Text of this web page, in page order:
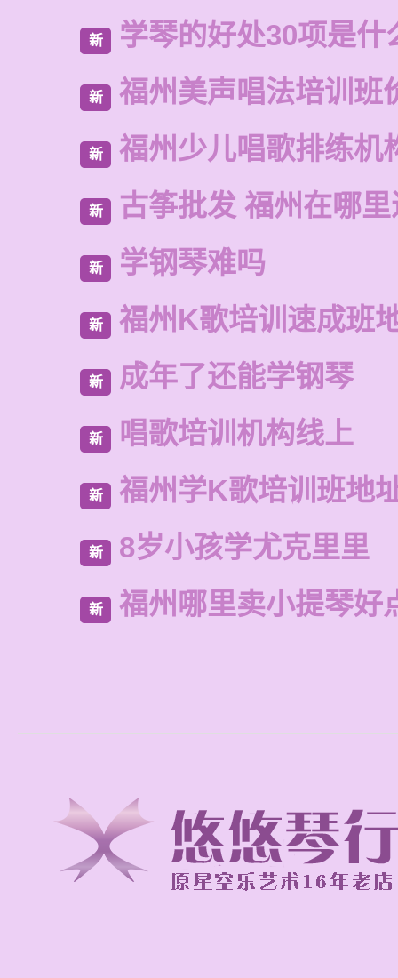
新 学琴的好处30项是什
新 福州美声唱法培训班
新 福州少儿唱歌排练机
新 古筝批发 福州在哪
新 学钢琴难吗
新 福州K歌培训速成班
新 成年了还能学钢琴
新 唱歌培训机构线上
新 福州学K歌培训班地
新 8岁小孩学尤克里里
新 福州哪里卖小提琴好